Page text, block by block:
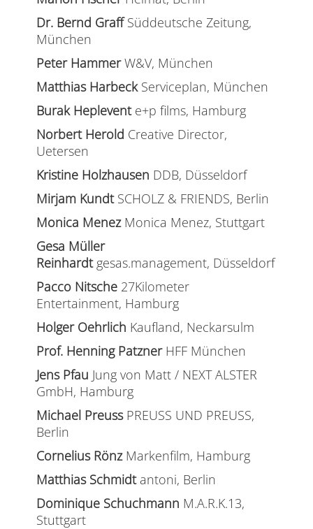
Dr. Bernd GraffSüddeutsche Zeitung,
München
Peter HammerW&V, München
Matthias Harbeck Serviceplan, München
Burak Heplevent e+p films, Hamburg
Norbert Herold Creative Director,
Uetersen
Kristine Holzhausen DDB, Düsseldorf
Mirjam KundtSCHOLZ & FRIENDS, Berlin
Monica Menez Monica Menez, Stuttgart
Gesa Müller
Reinhardtgesas.management, Düsseldorf
Pacco Nitsche 27Kilometer
Entertainment, Hamburg
Holger Oehrlich Kaufland, Neckarsulm
Prof. Henning PatznerHFF München
Jens Pfau Jung von Matt / NEXT ALSTER
GmbH, Hamburg
Michael PreussPREUSS UND PREUSS,
Berlin
Cornelius RönzMarkenfilm, Hamburg
Matthias Schmidtantoni, Berlin
Dominique Schuchmann M.A.R.K.13,
Stuttgart